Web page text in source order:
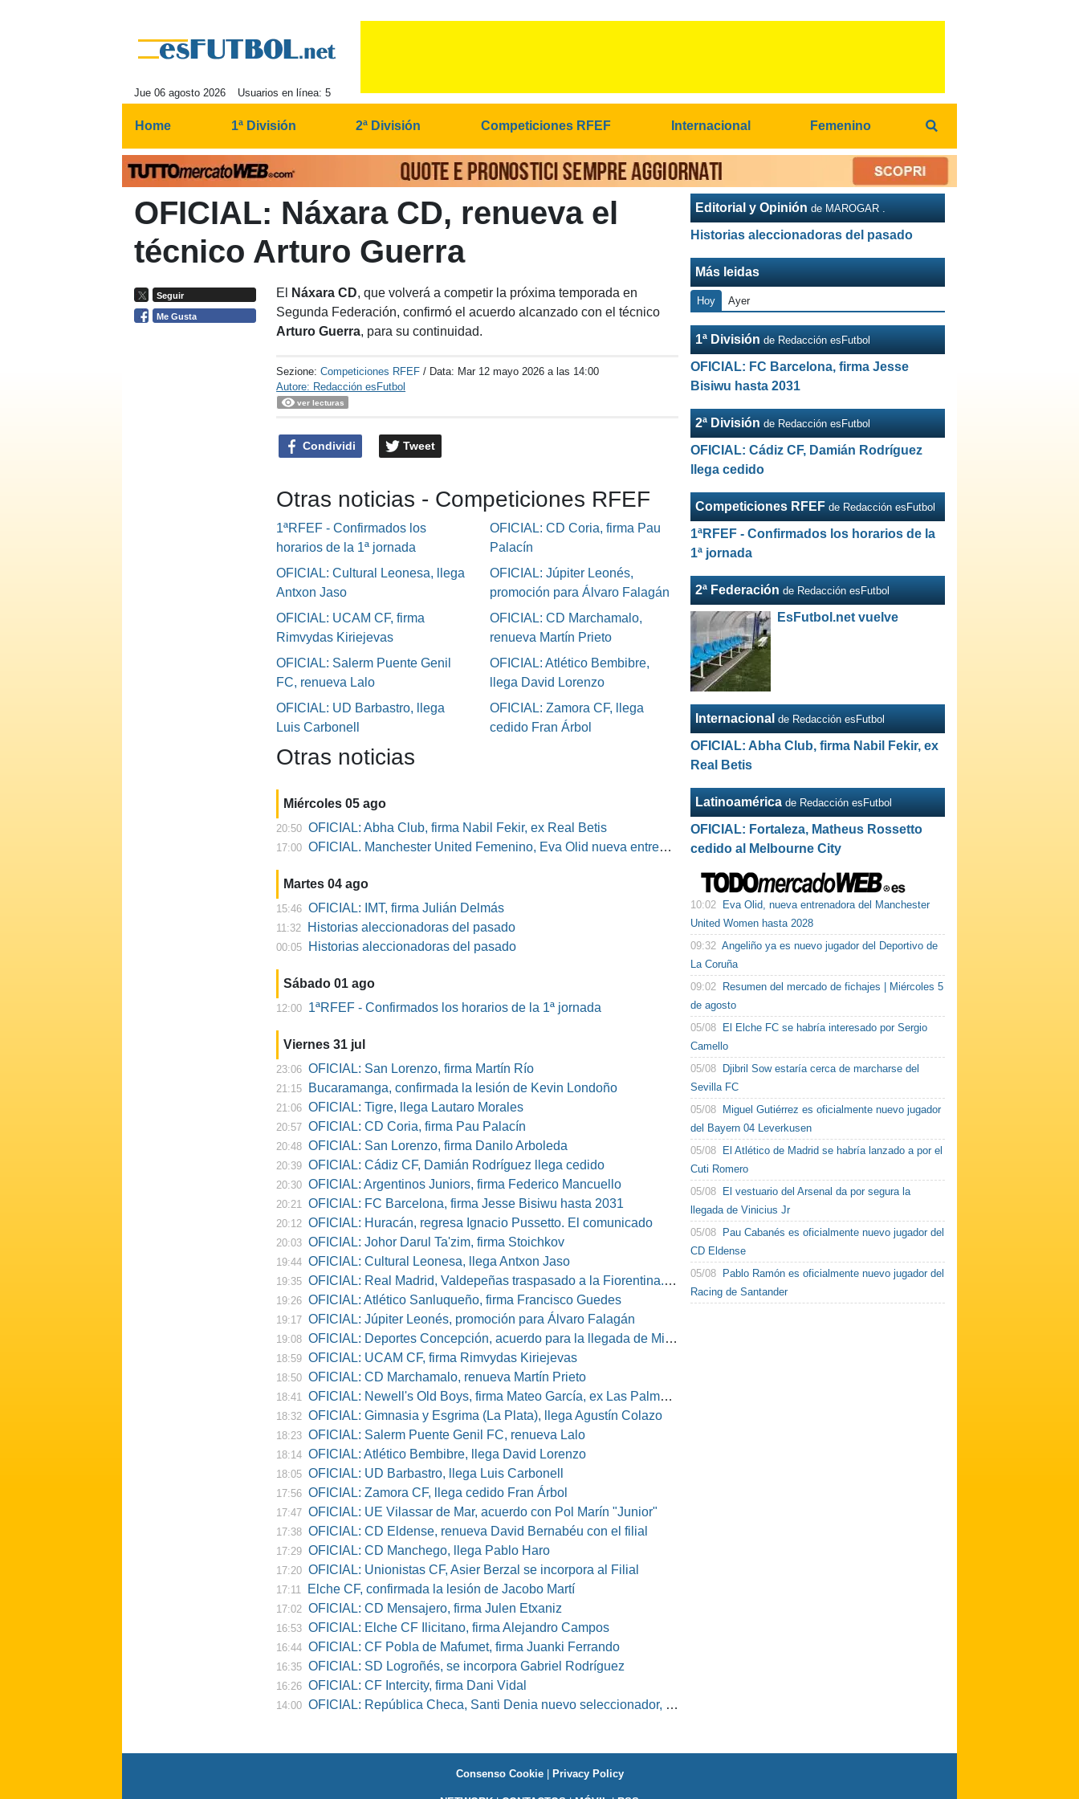
Jue 06 agosto 2026 Usuarios en línea: 5
Home 1ª División 2ª División Competiciones RFEF Internacional Femenino
OFICIAL: Náxara CD, renueva el
técnico Arturo Guerra
Seguir
Me Gusta
El Náxara CD, que volverá a competir la próxima temporada en
Segunda Federación, confirmó el acuerdo alcanzado con el técnico
Arturo Guerra, para su continuidad.
Sezione:Competiciones RFEF / Data: Mar 12 mayo 2026 a las 14:00
Autore: Redacción esFutbol
ver lecturas
Condividi Tweet
Otras noticias - Competiciones RFEF
1ªRFEF - Confirmados los
horarios de la 1ª jornada
OFICIAL: CD Coria, firma Pau
Palacín
OFICIAL: Cultural Leonesa, llega
Antxon Jaso
OFICIAL: Júpiter Leonés,
promoción para Álvaro Falagán
OFICIAL: UCAM CF, firma
Rimvydas Kiriejevas
OFICIAL: CD Marchamalo,
renueva Martín Prieto
OFICIAL: Salerm Puente Genil
FC, renueva Lalo
OFICIAL: Atlético Bembibre,
llega David Lorenzo
OFICIAL: UD Barbastro, llega
Luis Carbonell
OFICIAL: Zamora CF, llega
cedido Fran Árbol
Otras noticias
Miércoles 05 ago
20:50 OFICIAL: Abha Club, firma Nabil Fekir, ex Real Betis
17:00 OFICIAL. Manchester United Femenino, Eva Olid nueva entrenadora
Martes 04 ago
15:46 OFICIAL: IMT, firma Julián Delmás
11:32 Historias aleccionadoras del pasado
00:05 Historias aleccionadoras del pasado
Sábado 01 ago
12:00 1ªRFEF - Confirmados los horarios de la 1ª jornada
Viernes 31 jul
23:06 OFICIAL: San Lorenzo, firma Martín Río
21:15 Bucaramanga, confirmada la lesión de Kevin Londoño
21:06 OFICIAL: Tigre, llega Lautaro Morales
20:57 OFICIAL: CD Coria, firma Pau Palacín
20:48 OFICIAL: San Lorenzo, firma Danilo Arboleda
20:39 OFICIAL: Cádiz CF, Damián Rodríguez llega cedido
20:30 OFICIAL: Argentinos Juniors, firma Federico Mancuello
20:21 OFICIAL: FC Barcelona, firma Jesse Bisiwu hasta 2031
20:12 OFICIAL: Huracán, regresa Ignacio Pussetto. El comunicado
20:03 OFICIAL: Johor Darul Ta'zim, firma Stoichkov
19:44 OFICIAL: Cultural Leonesa, llega Antxon Jaso
19:35 OFICIAL: Real Madrid, Valdepeñas traspasado a la Fiorentina. El comunicado
19:26 OFICIAL: Atlético Sanluqueño, firma Francisco Guedes
19:17 OFICIAL: Júpiter Leonés, promoción para Álvaro Falagán
19:08 OFICIAL: Deportes Concepción, acuerdo para la llegada de Miguel Barbieri
18:59 OFICIAL: UCAM CF, firma Rimvydas Kiriejevas
18:50 OFICIAL: CD Marchamalo, renueva Martín Prieto
18:41 OFICIAL: Newell's Old Boys, firma Mateo García, ex Las Palmas, Osasuna o Alcorcón
18:32 OFICIAL: Gimnasia y Esgrima (La Plata), llega Agustín Colazo
18:23 OFICIAL: Salerm Puente Genil FC, renueva Lalo
18:14 OFICIAL: Atlético Bembibre, llega David Lorenzo
18:05 OFICIAL: UD Barbastro, llega Luis Carbonell
17:56 OFICIAL: Zamora CF, llega cedido Fran Árbol
17:47 OFICIAL: UE Vilassar de Mar, acuerdo con Pol Marín "Junior"
17:38 OFICIAL: CD Eldense, renueva David Bernabéu con el filial
17:29 OFICIAL: CD Manchego, llega Pablo Haro
17:20 OFICIAL: Unionistas CF, Asier Berzal se incorpora al Filial
17:11 Elche CF, confirmada la lesión de Jacobo Martí
17:02 OFICIAL: CD Mensajero, firma Julen Etxaniz
16:53 OFICIAL: Elche CF Ilicitano, firma Alejandro Campos
16:44 OFICIAL: CF Pobla de Mafumet, firma Juanki Ferrando
16:35 OFICIAL: SD Logroñés, se incorpora Gabriel Rodríguez
16:26 OFICIAL: CF Intercity, firma Dani Vidal
14:00 OFICIAL: República Checa, Santi Denia nuevo seleccionador, Pablo Amo su ayudante
Editorial y Opinión de MAROGAR .
Historias aleccionadoras del pasado
Más leidas
Hoy Ayer
1ª División de Redacción esFutbol
OFICIAL: FC Barcelona, firma Jesse
Bisiwu hasta 2031
2ª División de Redacción esFutbol
OFICIAL: Cádiz CF, Damián Rodríguez
llega cedido
Competiciones RFEF de Redacción esFutbol
1ªRFEF - Confirmados los horarios de la
1ª jornada
2ª Federación de Redacción esFutbol
EsFutbol.net vuelve
Internacional de Redacción esFutbol
OFICIAL: Abha Club, firma Nabil Fekir, ex
Real Betis
Latinoamérica de Redacción esFutbol
OFICIAL: Fortaleza, Matheus Rossetto
cedido al Melbourne City
10:02
Eva Olid, nueva entrenadora del Manchester
United Women hasta 2028
09:32 Angeliño ya es nuevo jugador del Deportivo de
La Coruña
09:02
Resumen del mercado de fichajes | Miércoles 5
de agosto
05/08
El Elche FC se habría interesado por Sergio
Camello
05/08
Djibril Sow estaría cerca de marcharse del
Sevilla FC
05/08
Miguel Gutiérrez es oficialmente nuevo jugador
del Bayern 04 Leverkusen
05/08
El Atlético de Madrid se habría lanzado a por el
Cuti Romero
05/08
El vestuario del Arsenal da por segura la
llegada de Vinicius Jr
05/08
Pau Cabanés es oficialmente nuevo jugador del
CD Eldense
05/08
Pablo Ramón es oficialmente nuevo jugador del
Racing de Santander
Consenso Cookie| Privacy Policy